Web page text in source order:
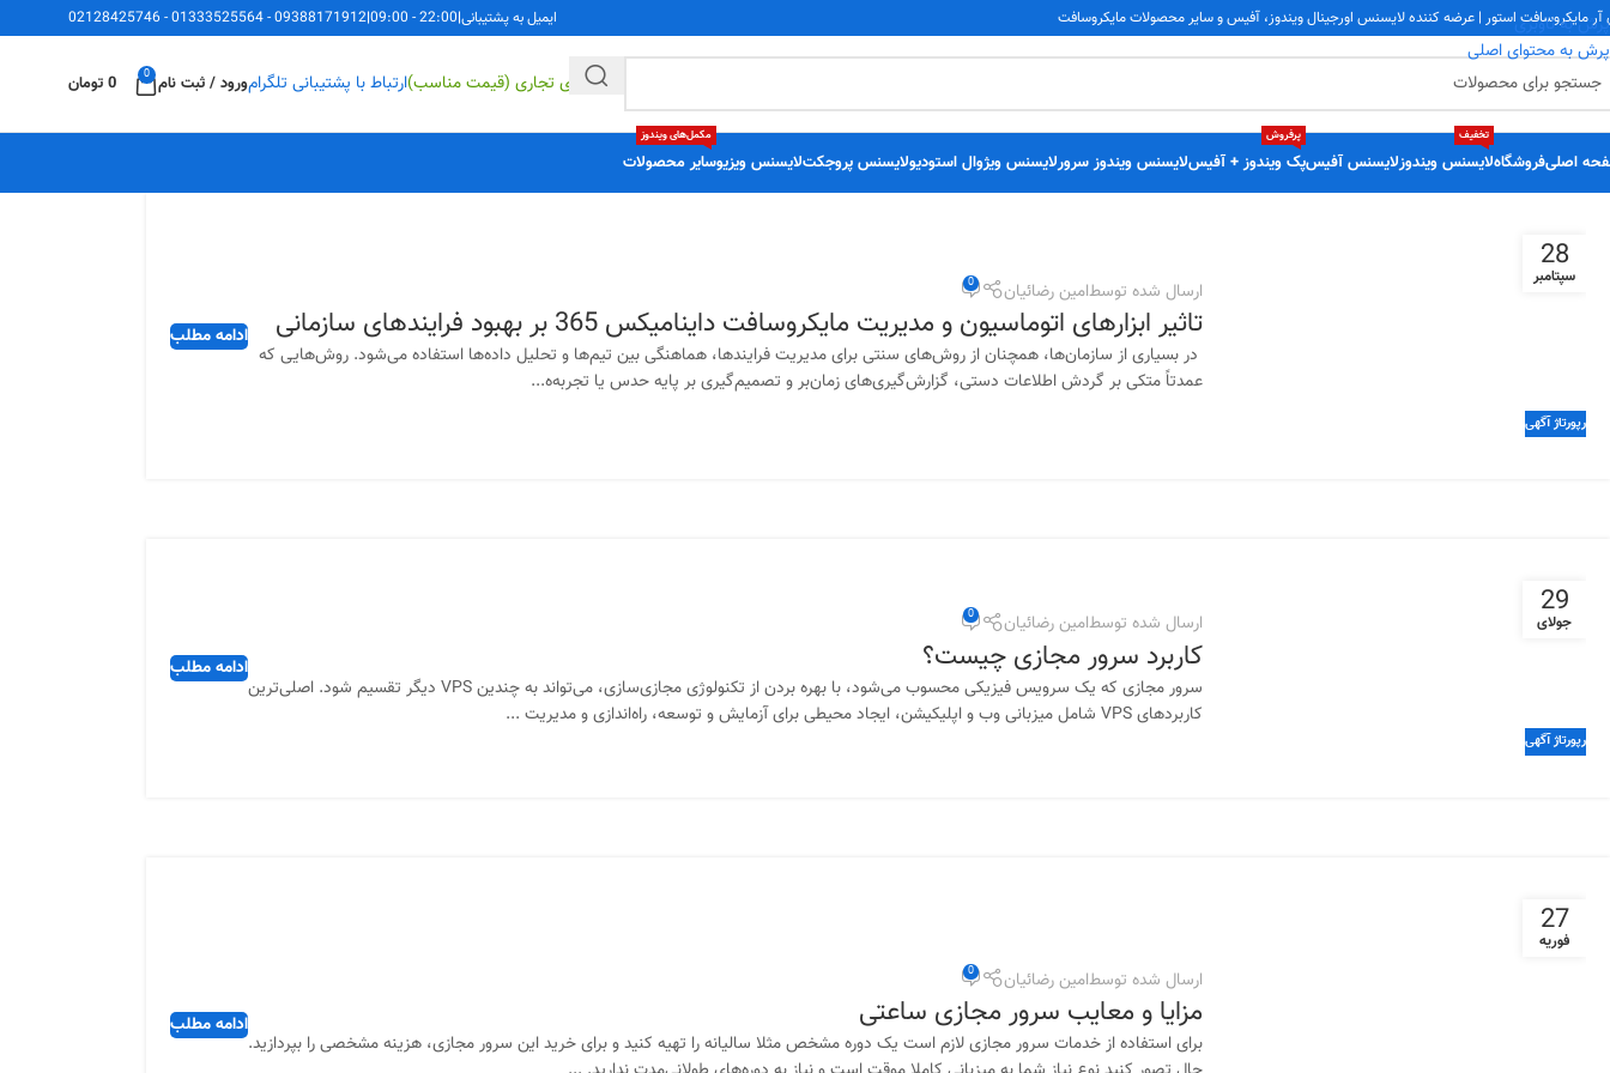
پرش به ناوبری
پرش به محتوای اصلی
آر مایکروسافت استور | عرضه کننده لایسنس اورجینال ویندوز، آفیس و سایر محصولات مایکروسافت ایمیل به پشتیبانی|
22:00 - 09:00
|
09388171912
-
01333525564
-
02128425746
راهکارهای تجاری (قیمت مناسب)ارتباط با پشتیبانی تلگرامورود / ثبت نام 0
0 تومان
اصلیفروشگاهلایسنس ویندوز
تخفیف
لایسنس آفیسپک ویندوز + آفیس
پرفروش
لایسنس ویندوز سرورلایسنس ویژوال استودیولایسنس پروجکتلایسنس ویزیوسایر محصولات
مکمل‌های ویندوز
28
سپتامبر
رپورتاژ آگهی
ارسال شده توسطامین رضائیان 0
تاثیر ابزارهای اتوماسیون و مدیریت مایکروسافت داینامیکس 365 بر بهبود فرایندهای سازمانی
در بسیاری از سازمان‌ها، همچنان از روش‌های سنتی برای مدیریت فرایندها، هماهنگی بین تیم‌ها و تحلیل داده‌ها استفاده می‌شود. روش‌هایی که
عمدتاً متکی بر گردش اطلاعات دستی، گزارش‌گیری‌های زمان‌بر و تصمیم‌گیری بر پایه حدس یا تجربه‌ه...
ادامه مطلب
29
جولای
رپورتاژ آگهی
ارسال شده توسطامین رضائیان 0
کاربرد سرور مجازی چیست؟
سرور مجازی که یک سرویس‌ فیزیکی محسوب می‌شود، با بهره بردن از تکنولوژی مجازی‌سازی، می‌تواند به چندین VPS دیگر تقسیم شود. اصلی‌ترین
کاربردهای VPS شامل میزبانی وب و اپلیکیشن، ایجاد محیطی برای آزمایش و توسعه، راه‌اندازی و مدیریت ...
ادامه مطلب
27
فوریه
ارسال شده توسطامین رضائیان 0
مزایا و معایب سرور مجازی ساعتی
برای استفاده از خدمات سرور مجازی لازم است یک دوره مشخص مثلا سالیانه را تهیه کنید و برای خرید این سرور مجازی، هزینه مشخصی را بپردازید.
ادامه مطلب